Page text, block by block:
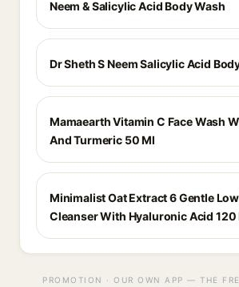
Neem & Salicylic Acid Body Wash
Dr Sheth S Neem Salicylic Acid
Mamaearth Vitamin C Face Wash
And Turmeric 50 Ml
Minimalist Oat Extract 6 Gentle
Cleanser With Hyaluronic Acid 120
PROMOTION · OUR OWN APP — THE